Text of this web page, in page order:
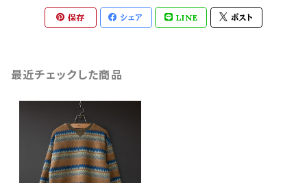
保存 シェア LINE ポスト
最近チェックした商品